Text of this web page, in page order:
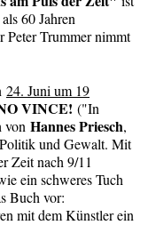
60 Jahren
Peter Trummer nimmt
24. Juni um 19
VINCE! ("In
von Hannes Priesch,
und Gewalt. Mit
Zeit nach 9/11
ein schweres Tuch
Buch vor:
mit dem Künstler ein